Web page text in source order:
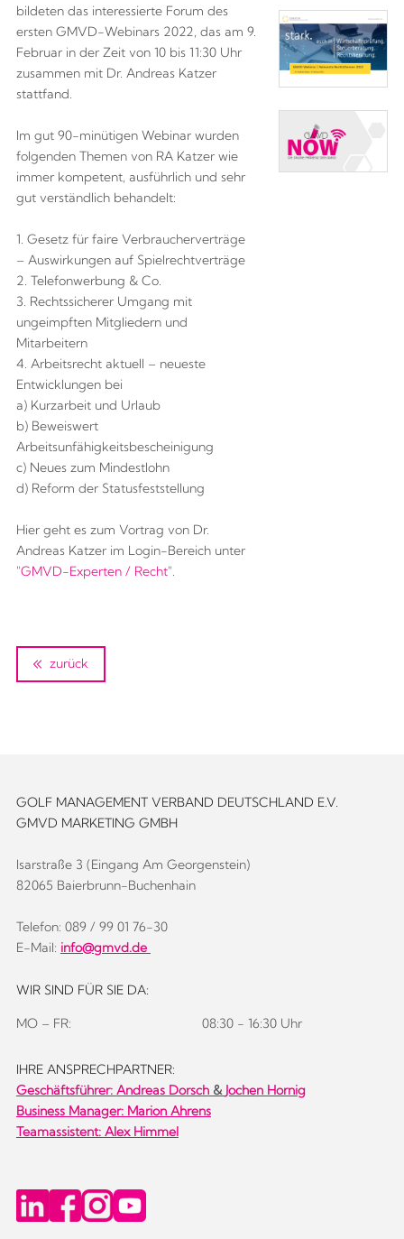
bildeten das interessierte Forum des
ersten GMVD-Webinars 2022, das am 9.
Februar in der Zeit von 10 bis 11:30 Uhr
zusammen mit Dr. Andreas Katzer
stattfand.
Im gut 90-minütigen Webinar wurden
folgenden Themen von RA Katzer wie
immer kompetent, ausführlich und sehr
gut verständlich behandelt:
1. Gesetz für faire Verbraucherverträge
– Auswirkungen auf Spielrechtverträge
2. Telefonwerbung & Co.
3. Rechtssicherer Umgang mit
ungeimpften Mitgliedern und
Mitarbeitern
4. Arbeitsrecht aktuell – neueste
Entwicklungen bei
a) Kurzarbeit und Urlaub
b) Beweiswert
Arbeitsunfähigkeitsbescheinigung
c) Neues zum Mindestlohn
d) Reform der Statusfeststellung
Hier geht es zum Vortrag von Dr.
Andreas Katzer im Login-Bereich unter
"GMVD-Experten / Recht".
zurück
GOLF MANAGEMENT VERBAND DEUTSCHLAND E.V.
GMVD MARKETING GMBH
Isarstraße 3 (Eingang Am Georgenstein)
82065 Baierbrunn-Buchenhain
Telefon: 089 / 99 01 76-30
E-Mail: info@gmvd.de
WIR SIND FÜR SIE DA:
MO – FR: 08:30 - 16:30 Uhr
IHRE ANSPRECHPARTNER:
Geschäftsführer: Andreas Dorsch& Jochen Hornig
Business Manager: Marion Ahrens
Teamassistent: Alex Himmel